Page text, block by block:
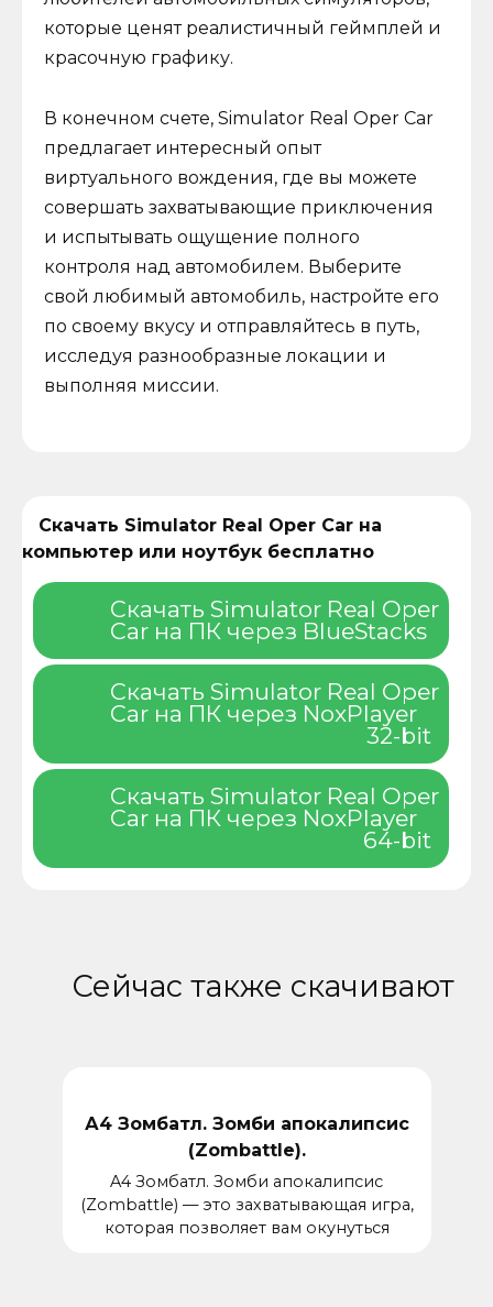
которые ценят реалистичный геймплей и
красочную графику.
В конечном счете, Simulator Real Oper Car
предлагает интересный опыт
виртуального вождения, где вы можете
совершать захватывающие приключения
и испытывать ощущение полного
контроля над автомобилем. Выберите
свой любимый автомобиль, настройте его
по своему вкусу и отправляйтесь в путь,
исследуя разнообразные локации и
выполняя миссии.
Скачать Simulator Real Oper Car на
компьютер или ноутбук бесплатно
Скачать Simulator Real Oper
Car на ПК через BlueStacks
Скачать Simulator Real Oper
Car на ПК через NoxPlayer
32-bit
Скачать Simulator Real Oper
Car на ПК через NoxPlayer
64-bit
Сейчас также скачивают
А4 Зомбатл. Зомби апокалипсис
(Zombattle).
A4 Зомбатл. Зомби апокалипсис
(Zombattle) — это захватывающая игра,
которая позволяет вам окунуться